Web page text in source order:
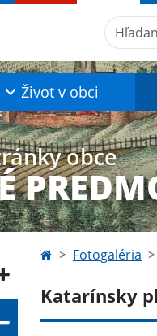
Hľadaný
Život v obci
obce
Fotogaléria
Katarínsky